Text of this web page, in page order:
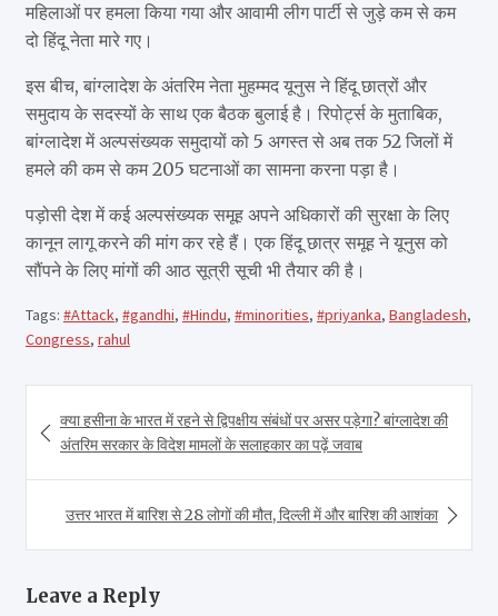
महिलाओं पर हमला किया गया और आवामी लीग पार्टी से जुड़े कम से कम
दो हिंदू नेता मारे गए।
इस बीच, बांग्लादेश के अंतरिम नेता मुहम्मद यूनुस ने हिंदू छात्रों और
समुदाय के सदस्यों के साथ एक बैठक बुलाई है। रिपोर्ट्स के मुताबिक,
बांग्लादेश में अल्पसंख्यक समुदायों को 5 अगस्त से अब तक 52 जिलों में
हमले की कम से कम 205 घटनाओं का सामना करना पड़ा है।
पड़ोसी देश में कई अल्पसंख्यक समूह अपने अधिकारों की सुरक्षा के लिए
कानून लागू करने की मांग कर रहे हैं। एक हिंदू छात्र समूह ने यूनुस को
सौंपने के लिए मांगों की आठ सूत्री सूची भी तैयार की है।
Tags: #Attack, #gandhi, #Hindu, #minorities, #priyanka, Bangladesh,
Congress, rahul
navigation
क्या हसीना के भारत में रहने से द्विपक्षीय संबंधों पर असर पड़ेगा? बांग्लादेश की
अंतरिम सरकार के विदेश मामलों के सलाहकार का पढ़ें जवाब
उत्तर भारत में बारिश से 28 लोगों की मौत, दिल्ली में और बारिश की आशंका
Leave a Reply